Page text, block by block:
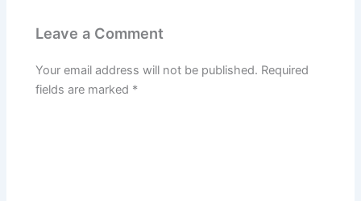
Leave a Comment
Your email address will not be published. Required
fields are marked *